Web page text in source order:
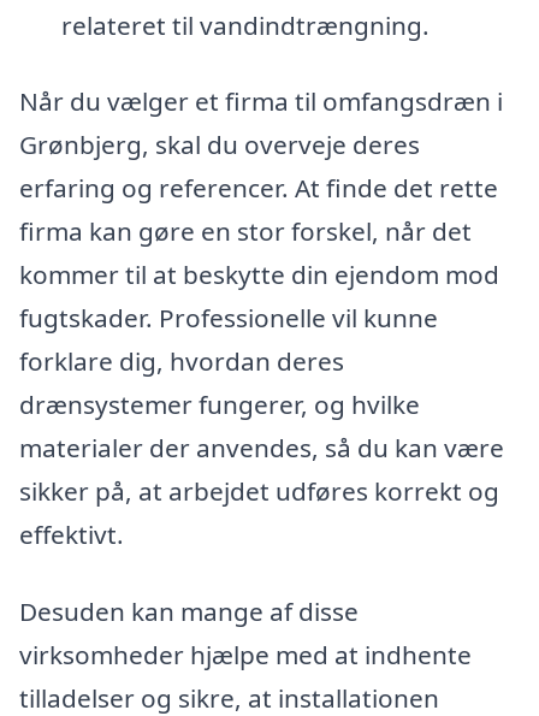
relateret til vandindtrængning.
Når du vælger et firma til omfangsdræn i
Grønbjerg, skal du overveje deres
erfaring og referencer. At finde det rette
firma kan gøre en stor forskel, når det
kommer til at beskytte din ejendom mod
fugtskader. Professionelle vil kunne
forklare dig, hvordan deres
drænsystemer fungerer, og hvilke
materialer der anvendes, så du kan være
sikker på, at arbejdet udføres korrekt og
effektivt.
Desuden kan mange af disse
virksomheder hjælpe med at indhente
tilladelser og sikre, at installationen